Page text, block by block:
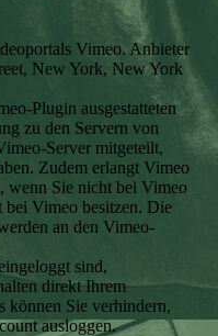
Vimeo. Anbieter
New York, New York
Plugin ausgestatteten
zu den Servern von
Server mitgeteilt,
Zudem erlangt Vimeo
wenn Sie nicht bei Vimeo
bei Vimeo besitzen. Die
an den Vimeo-
sind,
direkt Ihrem
können Sie verhindern,
ausloggen.